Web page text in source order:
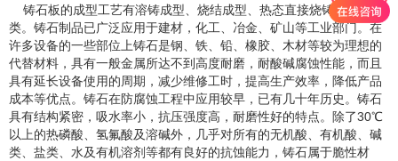
铸石板的成型工艺有溶铸成型、烧结成型、热态直接烧铸成型等三
类。铸石制品已广泛应用于建材，化工、冶金、矿山等工业部门。在
许多设备的一些部位上铸石是钢、铁、铅、橡胶、木材等较为理想的
代替材料，具有一般金属所达不到高度耐磨，耐酸碱腐蚀性能，而且
具有延长设备使用的周期，减少维修工时，提高生产效率，降低产品
成本等优点。铸石在防腐蚀工程中应用较早，已有几十年历史。铸石
具有结构紧密，吸水率小，抗压强度高，耐磨性好的特点。除了30℃
以上的热磷酸、氢氟酸及溶碱外，几乎对所有的无机酸、有机酸、碱
类、盐类、水及有机溶剂等都有良好的抗蚀能力，铸石属于脆性材